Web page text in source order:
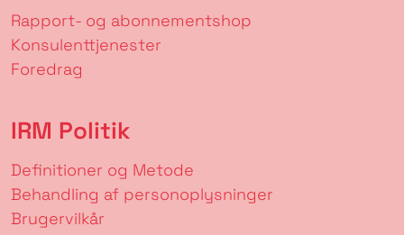
Rapport- og abonnementshop
Konsulenttjenester
Foredrag
IRM Politik
Definitioner og Metode
Behandling af personoplysninger
Brugervilkår